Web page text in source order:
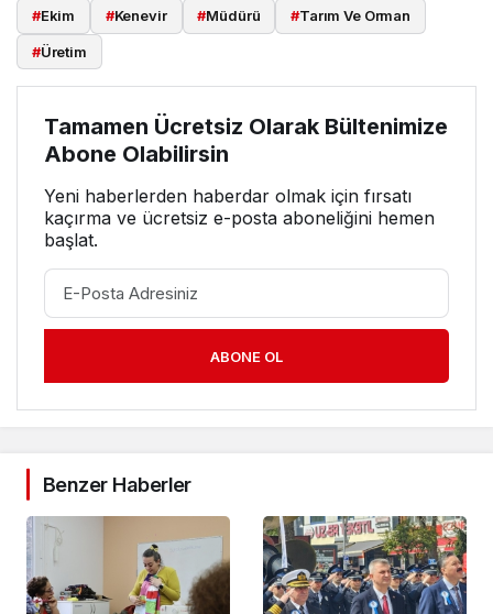
#Ekim #Kenevir #Müdürü #Tarım Ve Orman
#Üretim
Tamamen Ücretsiz Olarak Bültenimize
Abone Olabilirsin
Yeni haberlerden haberdar olmak için fırsatı
kaçırma ve ücretsiz e-posta aboneliğini hemen
başlat.
ABONE OL
Benzer Haberler